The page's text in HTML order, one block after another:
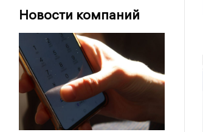
Новости компаний